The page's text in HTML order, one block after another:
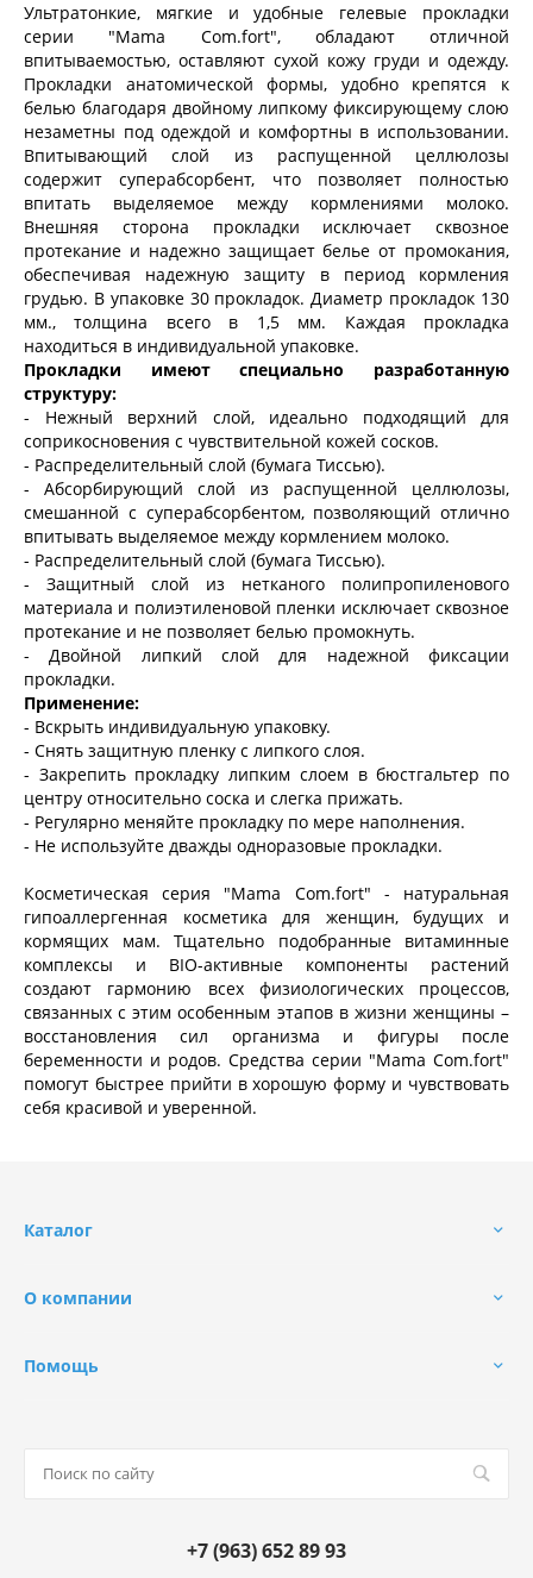
Ультратонкие, мягкие и удобные гелевые прокладки
серии "Mama Com.fort", обладают отличной
впитываемостью, оставляют сухой кожу груди и одежду.
Прокладки анатомической формы, удобно крепятся к
белью благодаря двойному липкому фиксирующему слою
незаметны под одеждой и комфортны в использовании.
Впитывающий слой из распущенной целлюлозы
содержит суперабсорбент, что позволяет полностью
впитать выделяемое между кормлениями молоко.
Внешняя сторона прокладки исключает сквозное
протекание и надежно защищает белье от промокания,
обеспечивая надежную защиту в период кормления
грудью. В упаковке 30 прокладок. Диаметр прокладок 130
мм., толщина всего в 1,5 мм. Каждая прокладка
находиться в индивидуальной упаковке.
Прокладки имеют специально разработанную
структуру:
- Нежный верхний слой, идеально подходящий для
соприкосновения с чувствительной кожей сосков.
- Распределительный слой (бумага Тиссью).
- Абсорбирующий слой из распущенной целлюлозы,
смешанной с суперабсорбентом, позволяющий отлично
впитывать выделяемое между кормлением молоко.
- Распределительный слой (бумага Тиссью).
- Защитный слой из нетканого полипропиленового
материала и полиэтиленовой пленки исключает сквозное
протекание и не позволяет белью промокнуть.
- Двойной липкий слой для надежной фиксации
прокладки.
Применение:
- Вскрыть индивидуальную упаковку.
- Снять защитную пленку с липкого слоя.
- Закрепить прокладку липким слоем в бюстгальтер по
центру относительно соска и слегка прижать.
- Регулярно меняйте прокладку по мере наполнения.
- Не используйте дважды одноразовые прокладки.
Косметическая серия "Mama Com.fort" - натуральная
гипоаллергенная косметика для женщин, будущих и
кормящих мам. Тщательно подобранные витаминные
комплексы и BIO-активные компоненты растений
создают гармонию всех физиологических процессов,
связанных с этим особенным этапов в жизни женщины –
восстановления сил организма и фигуры после
беременности и родов. Средства серии "Mama Com.fort"
помогут быстрее прийти в хорошую форму и чувствовать
себя красивой и уверенной.
Каталог
О компании
Помощь
+7 (963) 652 89 93